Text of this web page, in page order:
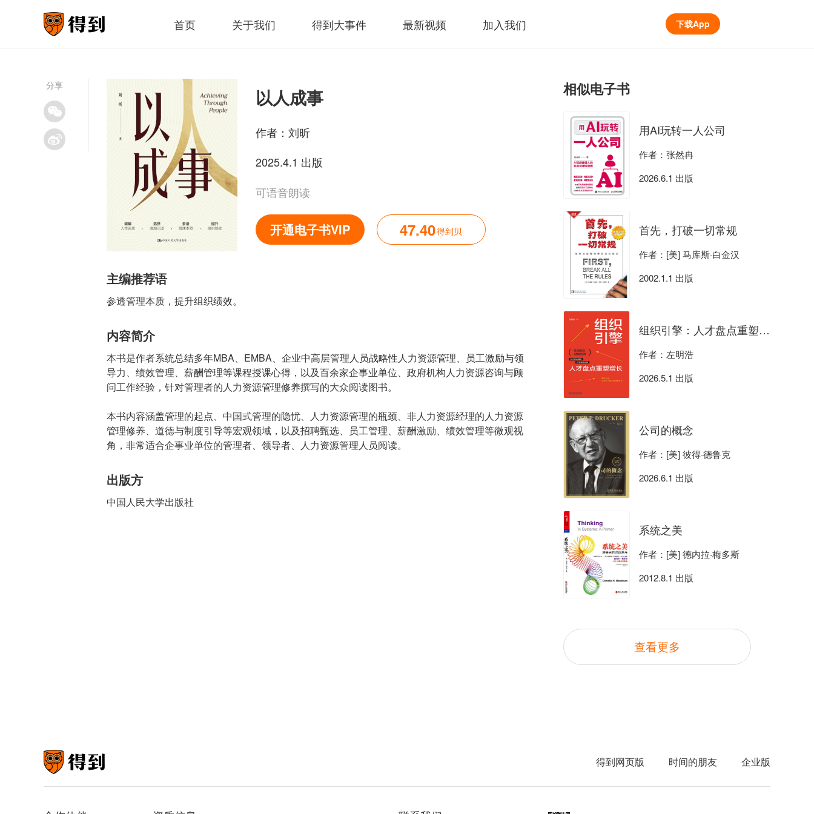
首页 关于我们 得到大事件 最新视频 加入我们 下载App
分享
以人成事
作者： 刘昕
2025.4.1 出版
可语音朗读
开通电子书VIP 47.40得到贝
主编推荐语
参透管理本质，提升组织绩效。
内容简介
本书是作者系统总结多年MBA、EMBA、企业中高层管理人员战略性人力资源管理、员工激励与领
导力、绩效管理、薪酬管理等课程授课心得，以及百余家企事业单位、政府机构人力资源咨询与顾
问工作经验，针对管理者的人力资源管理修养撰写的大众阅读图书。
本书内容涵盖管理的起点、中国式管理的隐忧、人力资源管理的瓶颈、非人力资源经理的人力资源
管理修养、道德与制度引导等宏观领域，以及招聘甄选、员工管理、薪酬激励、绩效管理等微观视
角，非常适合企事业单位的管理者、领导者、人力资源管理人员阅读。
出版方
中国人民大学出版社
相似电子书
用AI玩转一人公司
作者：张然冉
2026.6.1 出版
首先，打破一切常规
作者：[美] 马库斯·白金汉
2002.1.1 出版
组织引擎：人才盘点重塑增长
作者：左明浩
2026.5.1 出版
公司的概念
作者：[美] 彼得·德鲁克
2026.6.1 出版
系统之美
作者：[美] 德内拉·梅多斯
2012.8.1 出版
查看更多
得到网页版 时间的朋友 企业版